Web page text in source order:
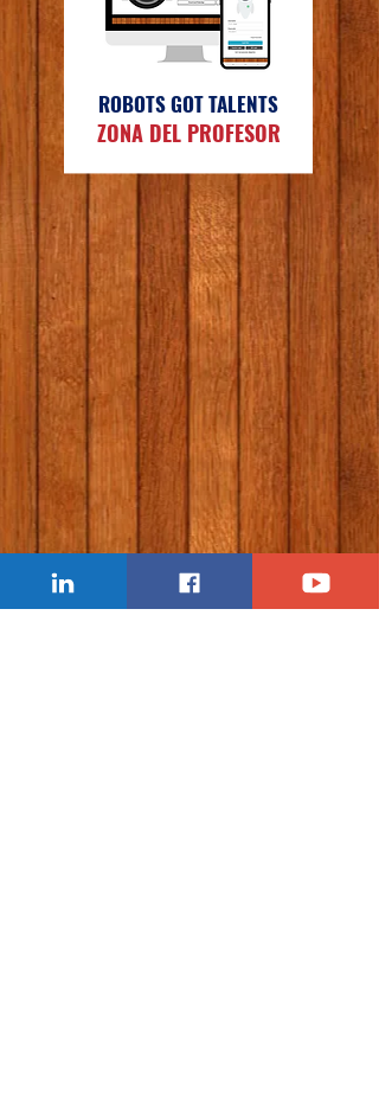
ROBOTS GOT TALENTS
ZONA DEL PROFESOR